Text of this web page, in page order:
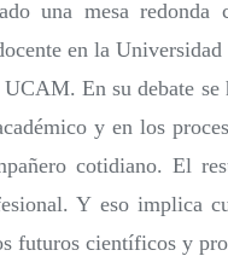
una mesa
en la
En su debate
y en los
cotidiano. El
Y eso implica
futuros científicos y